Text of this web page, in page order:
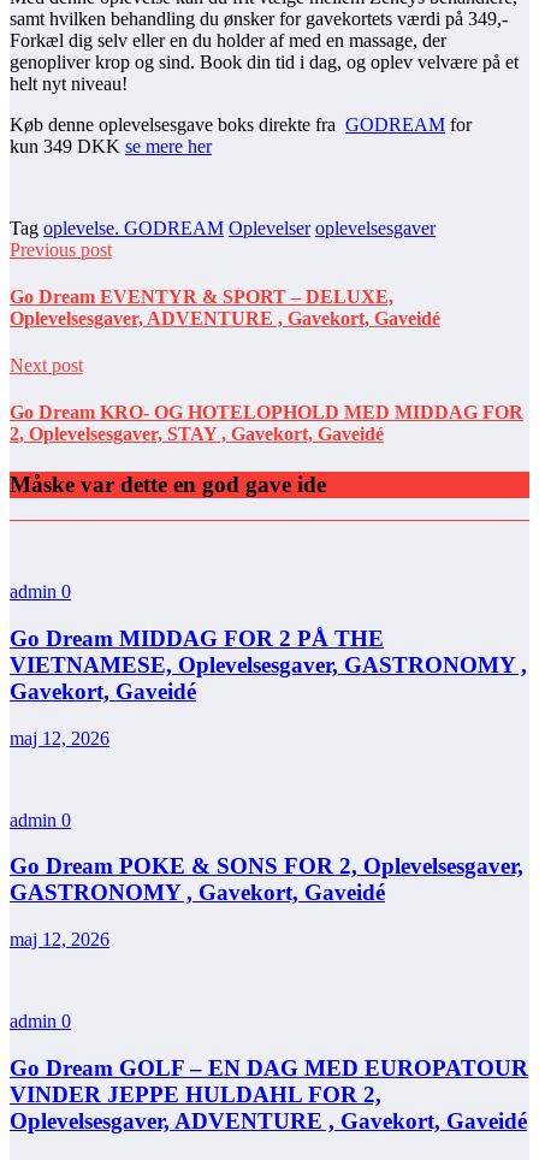
samt hvilken behandling du ønsker for gavekortets værdi på 349,-
Forkæl dig selv eller en du holder af med en massage, der
genopliver krop og sind. Book din tid i dag, og oplev velvære på et
helt nyt niveau!
Køb denne oplevelsesgave boks direkte fra GODREAM for
kun 349 DKK se mere her
Tag oplevelse. GODREAM Oplevelser oplevelsesgaver
Previous post
Go Dream EVENTYR & SPORT – DELUXE,
Oplevelsesgaver, ADVENTURE , Gavekort, Gaveidé
Next post
Go Dream KRO- OG HOTELOPHOLD MED MIDDAG FOR
2, Oplevelsesgaver, STAY , Gavekort, Gaveidé
Måske var dette en god gave ide
admin 0
Go Dream MIDDAG FOR 2 PÅ THE
VIETNAMESE, Oplevelsesgaver, GASTRONOMY ,
Gavekort, Gaveidé
maj 12, 2026
admin 0
Go Dream POKE & SONS FOR 2, Oplevelsesgaver,
GASTRONOMY , Gavekort, Gaveidé
maj 12, 2026
admin 0
Go Dream GOLF – EN DAG MED EUROPATOUR
VINDER JEPPE HULDAHL FOR 2,
Oplevelsesgaver, ADVENTURE , Gavekort, Gaveidé